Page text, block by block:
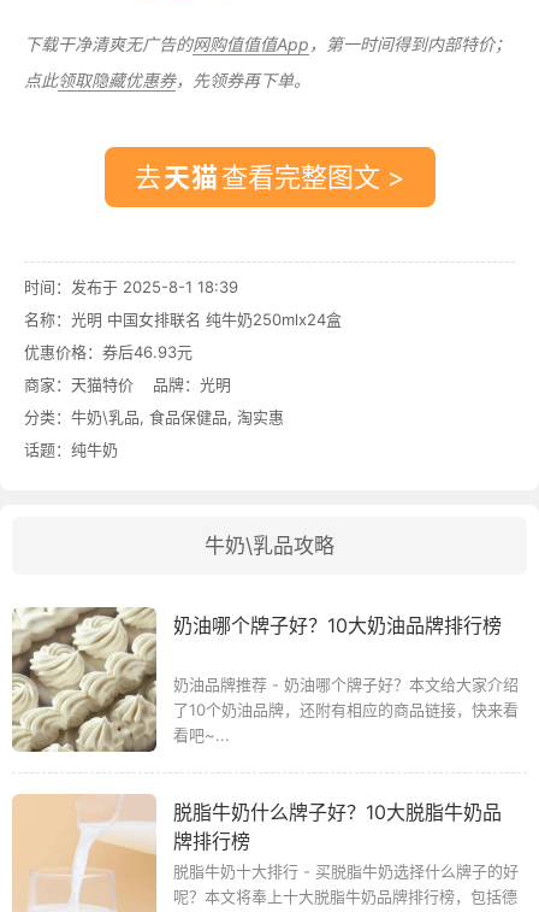
下载干净清爽无广告的网购值值值App ，第一时间得到内部特价；
点此领取隐藏优惠券，先领券再下单。
去 查看完整图文 >
时间：发布于 2025-8-1 18:39
名称： 光明 中国女排联名 纯牛奶250mlx24盒
优惠价格： 券后46.93元
商家： 天猫特价 品牌： 光明
分类： 牛奶\乳品, 食品保健品, 淘实惠
话题： 纯牛奶
牛奶\乳品攻略
奶油哪个牌子好？10大奶油品牌排行榜
奶油品牌推荐 - 奶油哪个牌子好？本文给大家介绍
了10个奶油品牌，还附有相应的商品链接，快来看
看吧~...
脱脂牛奶什么牌子好？10大脱脂牛奶品
牌排行榜
脱脂牛奶十大排行 - 买脱脂牛奶选择什么牌子的好
呢？本文将奉上十大脱脂牛奶品牌排行榜，包括德